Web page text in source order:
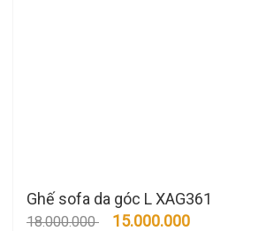
Ghế sofa da góc L XAG361
18.000.000 15.000.000